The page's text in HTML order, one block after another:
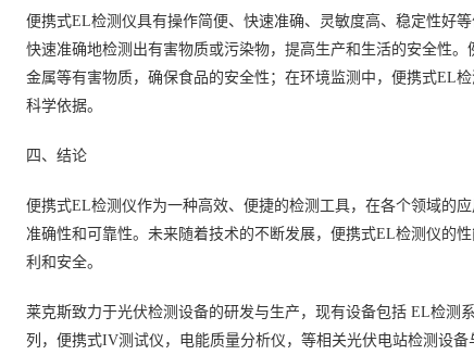
便携式EL检测仪具有操作简便、快速准确、灵敏度高、稳定性好
快速准确地检测出有害物质或污染物，提高生产和生活的安全性
金属等有害物质，确保食品的安全性；在环境监测中，便携式EL
科学依据。
四、结论
便携式EL检测仪作为一种高效、便捷的检测工具，在各个领域的
准确性和可靠性。未来随着技术的不断发展，便携式EL检测仪的
利和安全。
莱克斯致力于光伏检测设备的研发与生产，现有设备包括 EL检
列，便携式IV测试仪，电能质量分析仪，等相关光伏电站检测设